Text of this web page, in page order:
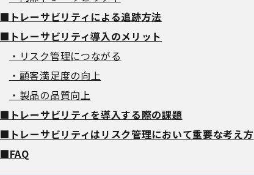
■トレーサビリティによる追跡方法
■トレーサビリティ導入のメリット
・リスク管理につながる
・顧客満足度の向上
・製品の品質向上
■トレーサビリティを導入する際の課題
■トレーサビリティはリスク管理において重要な考え方
■FAQ